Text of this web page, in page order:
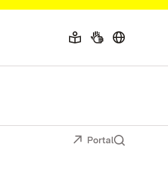
Portal